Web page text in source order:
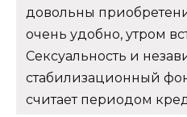
довольны
очень удобно, утром
Сексуальность и
стабилизационный
считает периодом